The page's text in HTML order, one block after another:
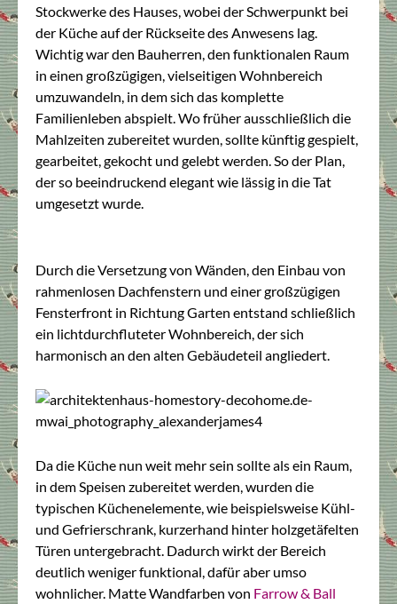
Stockwerke des Hauses, wobei der Schwerpunkt bei
der Küche auf der Rückseite des Anwesens lag.
Wichtig war den Bauherren, den funktionalen Raum
in einen großzügigen, vielseitigen Wohnbereich
umzuwandeln, in dem sich das komplette
Familienleben abspielt. Wo früher ausschließlich die
Mahlzeiten zubereitet wurden, sollte künftig gespielt,
gearbeitet, gekocht und gelebt werden. So der Plan,
der so beeindruckend elegant wie lässig in die Tat
umgesetzt wurde.
Durch die Versetzung von Wänden, den Einbau von
rahmenlosen Dachfenstern und einer großzügigen
Fensterfront in Richtung Garten entstand schließlich
ein lichtdurchfluteter Wohnbereich, der sich
harmonisch an den alten Gebäudeteil angliedert.
Da die Küche nun weit mehr sein sollte als ein Raum,
in dem Speisen zubereitet werden, wurden die
typischen Küchenelemente, wie beispielsweise Kühl-
und Gefrierschrank, kurzerhand hinter holzgetäfelten
Türen untergebracht. Dadurch wirkt der Bereich
deutlich weniger funktional, dafür aber umso
wohnlicher. Matte Wandfarben von Farrow & Ball